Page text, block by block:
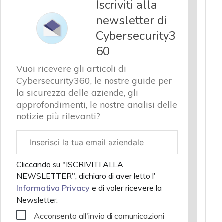
Iscriviti alla
newsletter di
Cybersecurity3
60
Vuoi ricevere gli articoli di
Cybersecurity360, le nostre guide per
la sicurezza delle aziende, gli
approfondimenti, le nostre analisi delle
notizie più rilevanti?
aziendale
Cliccando su "ISCRIVITI ALLA
NEWSLETTER", dichiaro di aver letto l'
Informativa Privacy e di voler ricevere la
Newsletter.
Acconsento all'invio di comunicazioni